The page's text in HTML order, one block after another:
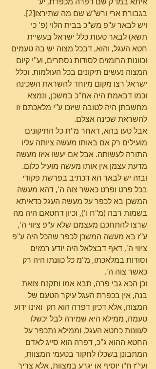
בגבורת ארי ורש"ש שם מה שתירצו[2].
ויש לבאר ע"פ מש"כ בבית הלוי (פ' כי
תשא) לבאר טעות כלל ישראל בעשיית
חטא העגל, והוא, דבכל מצוה יש בה טעמים
וכוונות הרומזים לסודות נסתרים, וע"י קיום
המצוה נעשים תיקונים בכל העולמות. וכלל
ישראל רצו מקום מיוחד להשראת השכינה
וכמו דבאמת היה אח"כ במשכן, ונמצא
מחשבתן היה לטובה שיזכו ע"י מלאכתם זו
להשראת שכינה אצלם.
אבל טעו בהא, דאחר מ"ת כל התיקונים
מועילים רק אם באותו מעשה ציותה עליו
התורה לעשותה. אבל אם יעשו איזו מעשה
מדעת עצמן אין אותו מעשה מועיל כלום.
ובזה יש לבאר הא דכתיב בפרשת פקודי
בכל פרט ופרט כאשר צוה ה', דהא מעשה
המשכן בא לכפר על מעשה העגל כדאיתא
בשמות רבה (מ"ח ו'), וכיון דחטאם היה מה
שרצו להתחכם מעצמם שלא ע"פ ציווי ה',
ע"ז בא מעשה המשכן לכפר שהכל היה ע"פ
ציווי ה', דאף דבצלאל היה יודע רמזים
וסודות במלאכתו, מ"מ כל כוונתו היה רק
כאשר צוה ה'.
וכן הכא גבי פרה, תבא אמו ותקנח צואת
בנה, אין בכפרת העגל עיקר הטעם של
המצוה, אלא דכיון דפרה הוא חק  ואינו ידוע
טעמה, ממילא היא שמירה לבל יכשלו
לעוונות כחטא העגל, וממילא נתכפר על
החטא ההוא ג"כ, דפרה הוא סייג לאדם
המתבונן בשכלו לחקור בטעמי המצוות,
ועי"ז ח"ו יוסיף או יגרע במצוות, אלא צריך